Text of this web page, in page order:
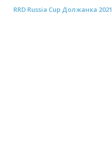
RRD Russia Cup Должанка 2021